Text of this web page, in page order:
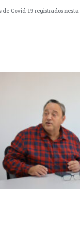
de Covid-19 registrados